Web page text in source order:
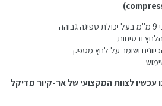
ובטיחות
ושומר על לחץ מספק
עכשיו לצוות המקצועי של אר-קיור מדיקל